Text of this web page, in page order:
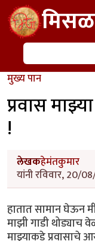
Skip to main content
शोध
मुख्य पान
प्रवास
!
लेखकहेमंतकुमार
यांनी रविवार, 20/
हातात सामान घेऊन
माझी गाडी
माझ्याकडे प्रवासाचे